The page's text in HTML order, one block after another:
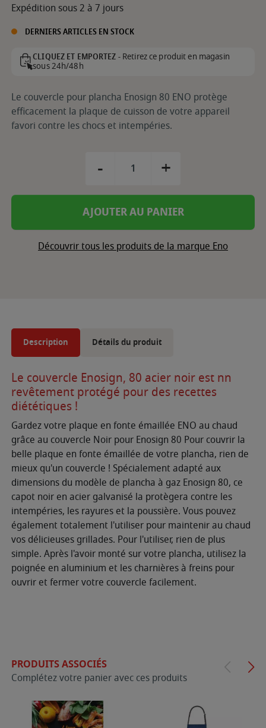
Expédition sous 2 à 7 jours
DERNIERS ARTICLES EN STOCK
CLIQUEZ ET EMPORTEZ -Retirez ce produit en magasin
sous 24h/48h
Le couvercle pour plancha Enosign 80 ENO protège
efficacement la plaque de cuisson de votre appareil
favori contre les chocs et intempéries.
- +
AJOUTER AU PANIER
Découvrir tous les produits de la marque Eno
Description Détails du produit
Le couvercle Enosign, 80 acier noir est nn
revêtement protégé pour des recettes
diététiques !
Gardez votre plaque en fonte émaillée ENO au chaud
grâce au couvercle Noir pour Enosign 80 Pour couvrir la
belle plaque en fonte émaillée de votre plancha, rien de
mieux qu'un couvercle ! Spécialement adapté aux
dimensions du modèle de plancha à gaz Enosign 80, ce
capot noir en acier galvanisé la protègera contre les
intempéries, les rayures et la poussière. Vous pouvez
également totalement l'utiliser pour maintenir au chaud
vos délicieuses grillades. Pour l'utiliser, rien de plus
simple. Après l'avoir monté sur votre plancha, utilisez la
poignée en aluminium et les charnières à freins pour
ouvrir et fermer votre couvercle facilement.
PRODUITS ASSOCIÉS
Complétez votre panier avec ces produits